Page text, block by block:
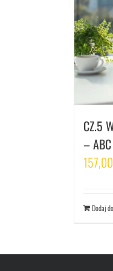
CZ.5
–
157,00
Dodaj